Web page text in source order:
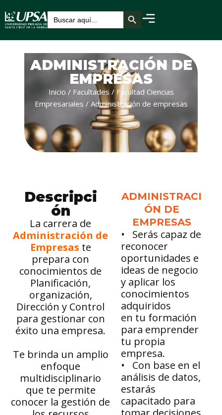
Buscar: Botón de búsqueda
ADMINISTRACIÓN DE
EMPRESAS
Inicio / Facultades / Facultad Ciencias
Empresariales / Administración de empresas
Descripci
ón
La carrera de
Administración de
Empresas te
prepara con
conocimientos de
Planificación,
organización,
Dirección y Control
para gestionar con
éxito una empresa.
Te brinda un amplio
enfoque
multidisciplinario
que te permite
conocer la gestión de
ADMINISTRACI
ÓN DE
EMPRESAS
• Serás capaz de
reconocer
oportunidades e
ideas de negocio
y aplicar los
conocimientos
adquiridos
en tu formación
para emprender
tu propia
empresa.
• Con base en el
análisis de datos,
estarás
capacitado para